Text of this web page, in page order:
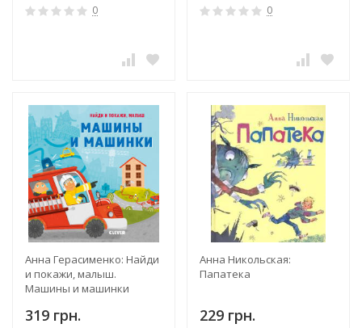
0 0
Анна Герасименко: Найди
и покажи, малыш.
Машины и машинки
319 грн.
Анна Никольская:
Папатека
229 грн.